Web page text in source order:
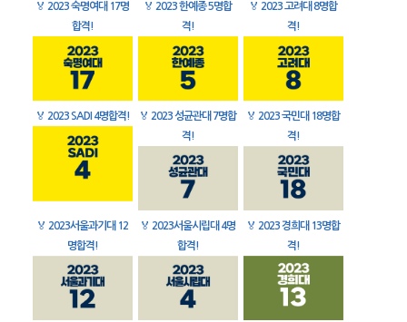
🏅 2023 숙명여대 17명
합격!
🏅 2023 한예종 5명합
격!
🏅 2023 고려대 8명합
격!
🏅 2023 SADI 4명합격! 🏅 2023 성균관대 7명합
격!
🏅 2023 국민대 18명합
격!
🏅 2023서울과기대 12
명합격!
🏅 2023서울시립대 4명
합격!
🏅 2023 경희대 13명합
격!